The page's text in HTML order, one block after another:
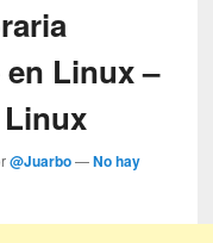
Linux –
@Juarbo —No hay